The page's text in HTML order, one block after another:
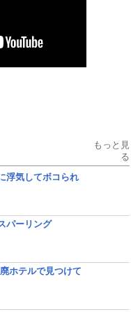
もっと見
る
浮気してボコられ
パーリング
ホテルで見つけて